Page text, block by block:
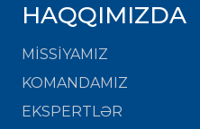
HAQQIMIZDA
MISSIYAMIZ
KOMANDAMIZ
EKSPERTLƏR